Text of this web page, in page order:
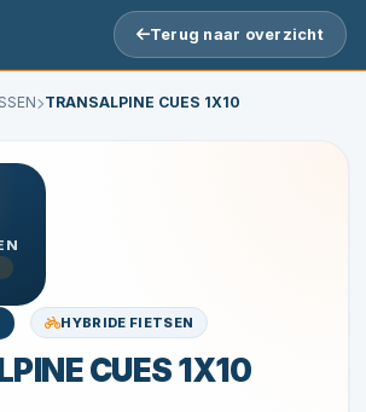
Terug naar overzicht
TRANSALPINE CUES 1X10
HYBRIDE FIETSEN
CUES 1X10